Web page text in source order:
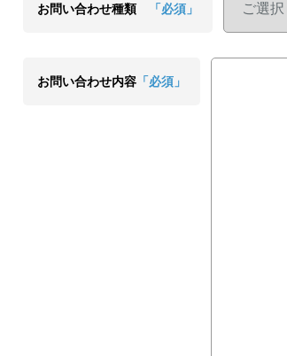
お問い合わせ種類 「必須」
お問い合わせ内容 「必須」